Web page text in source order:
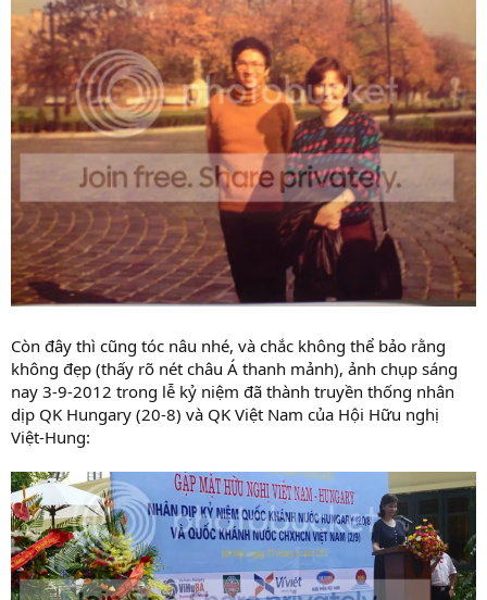
Còn đây thì cũng tóc nâu nhé, và chắc không thể bảo rằng
không đẹp (thấy rõ nét châu Á thanh mảnh), ảnh chụp sáng
nay 3-9-2012 trong lễ kỷ niệm đã thành truyền thống nhân
dịp QK Hungary (20-8) và QK Việt Nam của Hội Hữu nghị
Việt-Hung: